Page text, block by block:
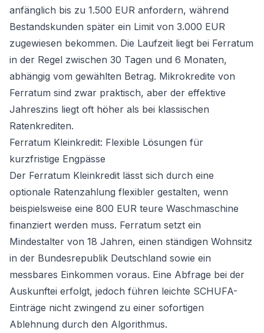
anfänglich bis zu 1.500 EUR anfordern, während
Bestandskunden später ein Limit von 3.000 EUR
zugewiesen bekommen. Die Laufzeit liegt bei Ferratum
in der Regel zwischen 30 Tagen und 6 Monaten,
abhängig vom gewählten Betrag. Mikrokredite von
Ferratum sind zwar praktisch, aber der effektive
Jahreszins liegt oft höher als bei klassischen
Ratenkrediten.
Ferratum Kleinkredit: Flexible Lösungen für
kurzfristige Engpässe
Der Ferratum Kleinkredit lässt sich durch eine
optionale Ratenzahlung flexibler gestalten, wenn
beispielsweise eine 800 EUR teure Waschmaschine
finanziert werden muss. Ferratum setzt ein
Mindestalter von 18 Jahren, einen ständigen Wohnsitz
in der Bundesrepublik Deutschland sowie ein
messbares Einkommen voraus. Eine Abfrage bei der
Auskunftei erfolgt, jedoch führen leichte SCHUFA-
Einträge nicht zwingend zu einer sofortigen
Ablehnung durch den Algorithmus.